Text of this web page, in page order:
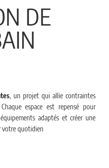
DE
, un projet qui allie contraintes
espace est repensé pour
adaptés et créer une
votre quotidien